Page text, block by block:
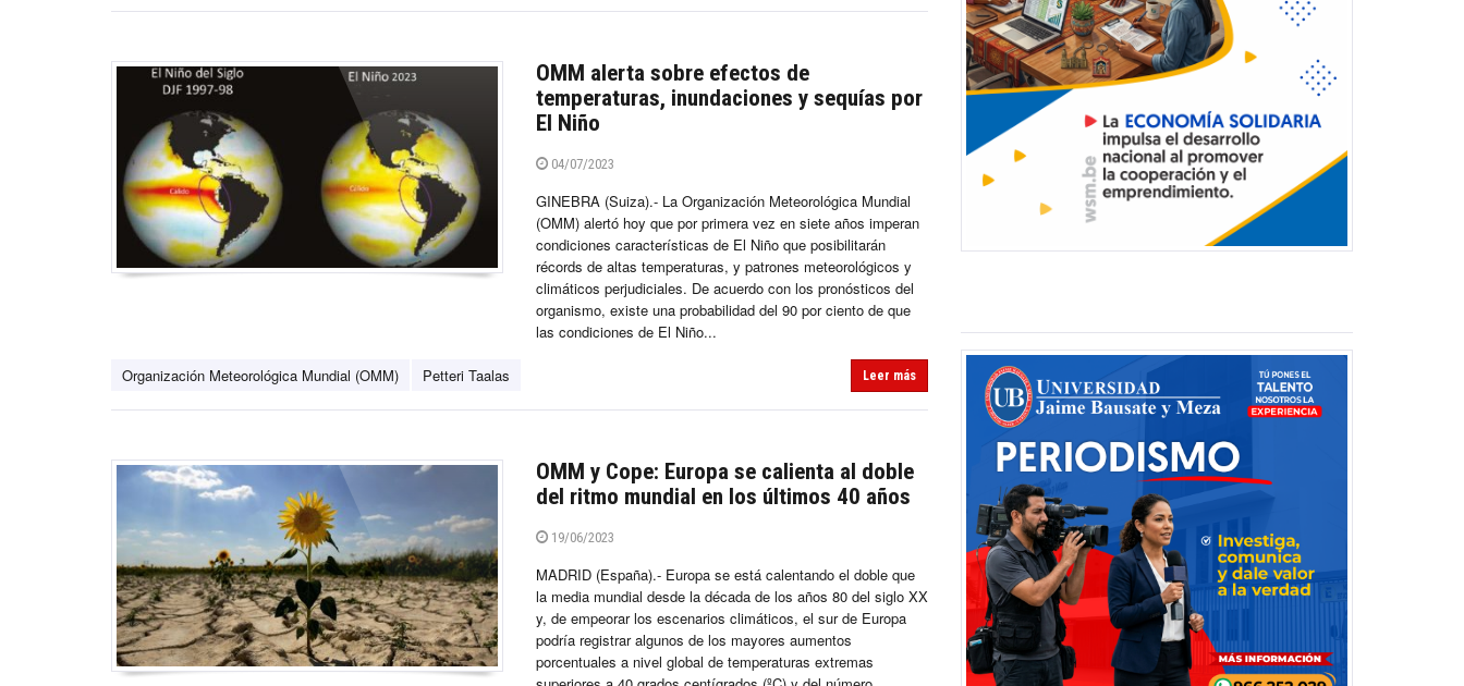
OMM alerta sobre efectos de
temperaturas, inundaciones y sequías por
El Niño
04/07/2023
GINEBRA (Suiza).- La Organización Meteorológica Mundial
(OMM) alertó hoy que por primera vez en siete años imperan
condiciones características de El Niño que posibilitarán
récords de altas temperaturas, y patrones meteorológicos y
climáticos perjudiciales. De acuerdo con los pronósticos del
organismo, existe una probabilidad del 90 por ciento de que
las condiciones de El Niño...
Organización Meteorológica Mundial (OMM) Petteri Taalas Leer más
OMM y Cope: Europa se calienta al doble
del ritmo mundial en los últimos 40 años
19/06/2023
MADRID (España).- Europa se está calentando el doble que
la media mundial desde la década de los años 80 del siglo XX
y, de empeorar los escenarios climáticos, el sur de Europa
podría registrar algunos de los mayores aumentos
porcentuales a nivel global de temperaturas extremas